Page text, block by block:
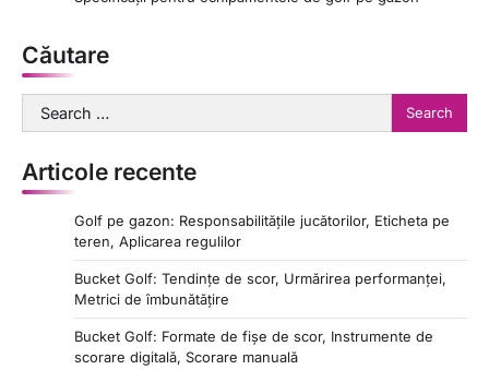
Căutare
Search
for:
Articole recente
Golf pe gazon: Responsabilitățile jucătorilor, Eticheta pe
teren, Aplicarea regulilor
Bucket Golf: Tendințe de scor, Urmărirea performanței,
Metrici de îmbunătățire
Bucket Golf: Formate de fișe de scor, Instrumente de
scorare digitală, Scorare manuală